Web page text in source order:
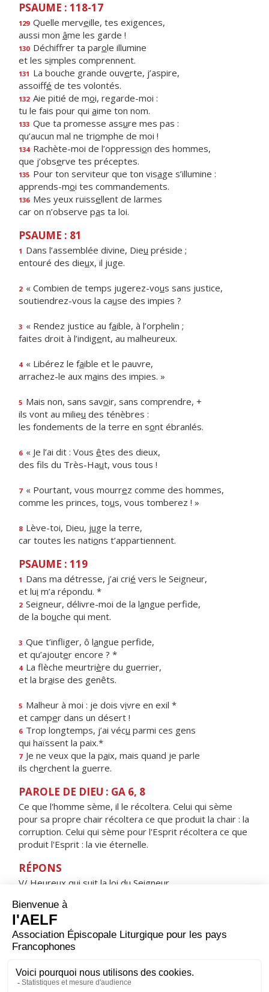
PSAUME : 118-17
129 Quelle merveille, tes exigences,
aussi mon âme les garde !
130 Déchiffrer ta parole illumine
et les simples comprennent.
131 La bouche grande ouverte, j’aspire,
assoiffé de tes volontés.
132 Aie pitié de moi, regarde-moi :
tu le fais pour qui aime ton nom.
133 Que ta promesse assure mes pas :
qu’aucun mal ne triomphe de moi !
134 Rachète-moi de l’oppression des hommes,
que j’observe tes préceptes.
135 Pour ton serviteur que ton visage s’illumine :
apprends-moi tes commandements.
136 Mes yeux ruissellent de larmes
car on n’observe pas ta loi.
PSAUME : 81
1 Dans l’assemblée divine, Dieu préside ;
entouré des dieux, il juge.
2 « Combien de temps jugerez-vous sans justice,
soutiendrez-vous la cause des impies ?
3 « Rendez justice au faible, à l’orphelin ;
faites droit à l’indigent, au malheureux.
4 « Libérez le faible et le pauvre,
arrachez-le aux mains des impies. »
5 Mais non, sans savoir, sans comprendre, +
ils vont au milieu des ténèbres :
les fondements de la terre en sont ébranlés.
6 « Je l’ai dit : Vous êtes des dieux,
des fils du Très-Haut, vous tous !
7 « Pourtant, vous mourrez comme des hommes,
comme les princes, tous, vous tomberez ! »
8 Lève-toi, Dieu, juge la terre,
car toutes les nations t’appartiennent.
PSAUME : 119
1 Dans ma détresse, j’ai crié vers le Seigneur,
et lui m’a répondu. *
2 Seigneur, délivre-moi de la langue perfide,
de la bouche qui ment.
3 Que t’infliger, ô langue perfide,
et qu’ajouter encore ? *
4 La flèche meurtrière du guerrier,
et la braise des genêts.
5 Malheur à moi : je dois vivre en exil *
et camper dans un désert !
6 Trop longtemps, j’ai vécu parmi ces gens
qui haïssent la paix.*
7 Je ne veux que la paix, mais quand je parle
ils cherchent la guerre.
PAROLE DE DIEU : GA 6, 8
Ce que l'homme sème, il le récoltera. Celui qui sème
pour sa propre chair récoltera ce que produit la chair : la
corruption. Celui qui sème pour l'Esprit récoltera ce que
produit l'Esprit : la vie éternelle.
RÉPONS
V/ Heureux qui suit la loi du Seigneur,
ORAISON
Seigneur notre Dieu, c'est à Marie Madeleine que ton
Fils bien-aimé a confié la première annonce de la joie
grâce d'annoncer le Christ ressuscité et de le
contempler un jour dans ta gloire. Lui qui règne.